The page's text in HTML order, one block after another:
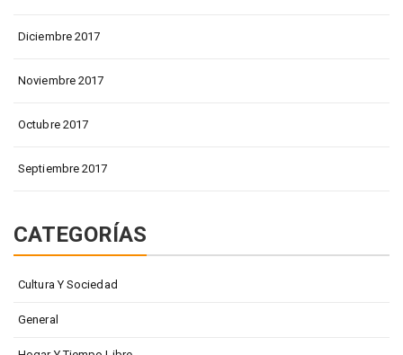
Diciembre 2017
Noviembre 2017
Octubre 2017
Septiembre 2017
CATEGORÍAS
Cultura Y Sociedad
General